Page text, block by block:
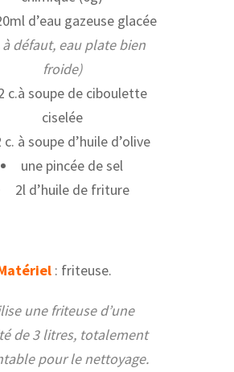
d’eau gazeuse glacée
à défaut, eau plate bien
froide)
c.à soupe de ciboulette
ciselée
c. à soupe d’huile d’olive
une pincée de sel
2l d’huile de friture
: friteuse.
une friteuse d’une
de 3 litres, totalement
pour le nettoyage.